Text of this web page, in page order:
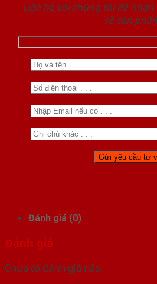
Liên hệ với chúng tôi để
về sản
Đánh giá (0)
Đánh giá
Chưa có đánh giá nào.